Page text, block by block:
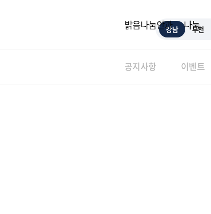
강남 부천
밝음나눔안과 나눔
공지사항 이벤트